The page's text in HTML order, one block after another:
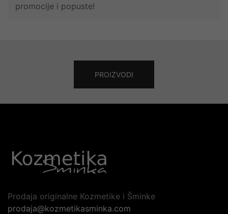
promocije i popuste!
PROIZVODI
Prodaja originalne Kozmetike i Šminke
prodaja@kozmetikasminka.com